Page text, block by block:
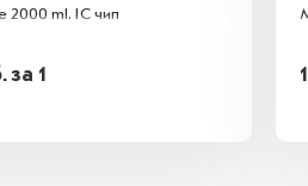
2000 ml. IC чип
за 1